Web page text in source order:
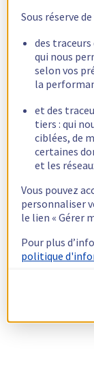
Sous réserve
des
qui nous
selon vos
la
et des
tiers : qui
ciblées, de
certaines
et les
Vous pouvez
personnaliser
le lien « Gérer
Pour plus
politique